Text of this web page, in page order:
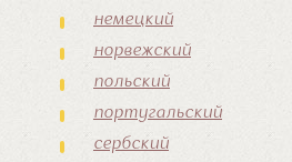
немецкий
норвежский
польский
португальский
сербский